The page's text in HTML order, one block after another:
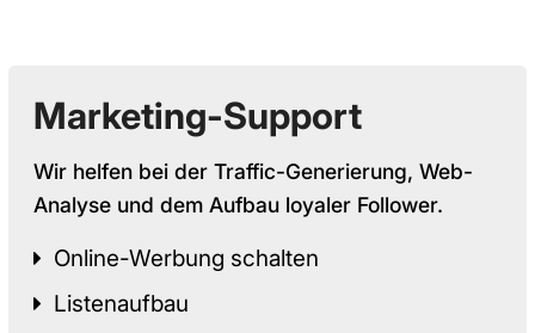
Marketing-Support
Wir helfen bei der Traffic-Generierung, Web-
Analyse und dem Aufbau loyaler Follower.
Online-Werbung schalten
Listenaufbau